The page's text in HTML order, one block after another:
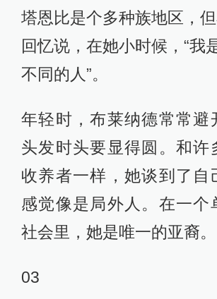
塔恩比是个多种族地区，
回忆说，在她小时候，“我
不同的人”。
年轻时，布莱纳德常常避
头发时头要显得圆。和许
收养者一样，她谈到了自
感觉像是局外人。在一个
社会里，她是唯一的亚裔。
03